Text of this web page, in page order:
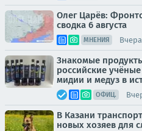
Олег Царёв:
сводка 6 августа
МНЕНИЯ
Знакомые
российские
мидии и медуз в
ОФИЦ.
В Казани
новых хозяев для